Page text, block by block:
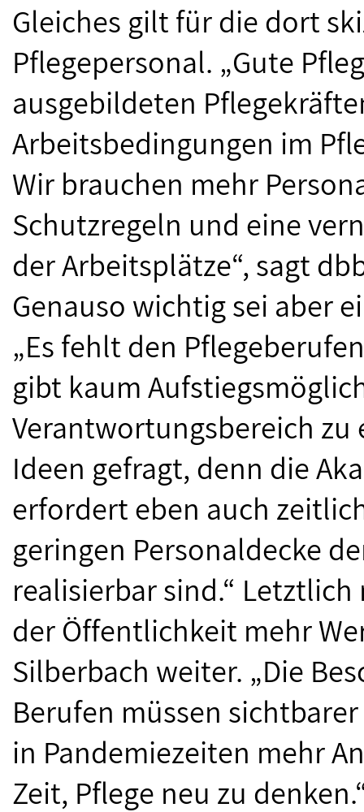
Gleiches gilt für die dort
Pflegepersonal. „Gute
ausgebildeten
Arbeitsbedingungen im
Wir brauchen mehr
Schutzregeln und eine
der Arbeitsplätze“, sagt
Genauso wichtig sei aber
„Es fehlt den
gibt kaum
Verantwortungsbereich
Ideen gefragt, denn die
erfordert eben auch
geringen Personaldecke
realisierbar sind.“
der Öffentlichkeit mehr
Silberbach weiter. „Die
Berufen müssen
in Pandemiezeiten mehr
Zeit, Pflege neu zu